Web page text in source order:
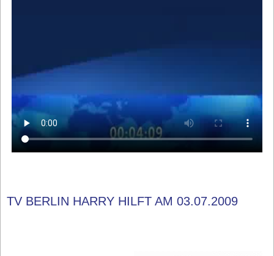
TV BERLIN HARRY HILFT AM 03.07.2009